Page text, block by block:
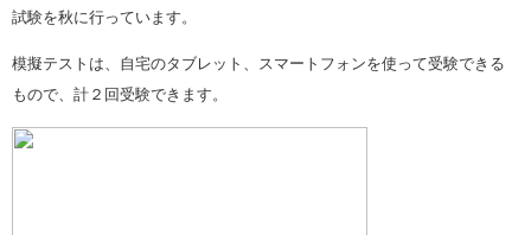
試験を秋に行っています。
模擬テストは、自宅のタブレット、スマートフォンを使って受験できる
もので、計２回受験できます。